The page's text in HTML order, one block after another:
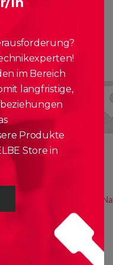
ENTERTAINMENT
LG Electronics 75″
(NANO866)
54,90 mtl.
im Bereich
langfristige,
Produkte
Store in